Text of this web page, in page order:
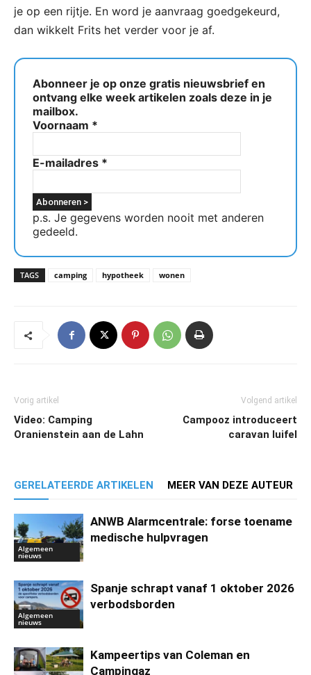
je op een rijtje. En word je aanvraag goedgekeurd,
dan wikkelt Frits het verder voor je af.
Abonneer je op onze gratis nieuwsbrief en
ontvang elke week artikelen zoals deze in je
mailbox.
Voornaam *
E-mailadres *
p.s. Je gegevens worden nooit met anderen
gedeeld.
TAGS camping hypotheek wonen
Vorig artikel
Video: Camping
Oranienstein aan de Lahn
Volgend artikel
Campooz introduceert
caravan luifel
GERELATEERDE ARTIKELEN MEER VAN DEZE AUTEUR
Algemeen
nieuws
ANWB Alarmcentrale: forse toename
medische hulpvragen
Algemeen
nieuws
Spanje schrapt vanaf 1 oktober 2026
verbodsborden
Kampeertips van Coleman en
Campingaz